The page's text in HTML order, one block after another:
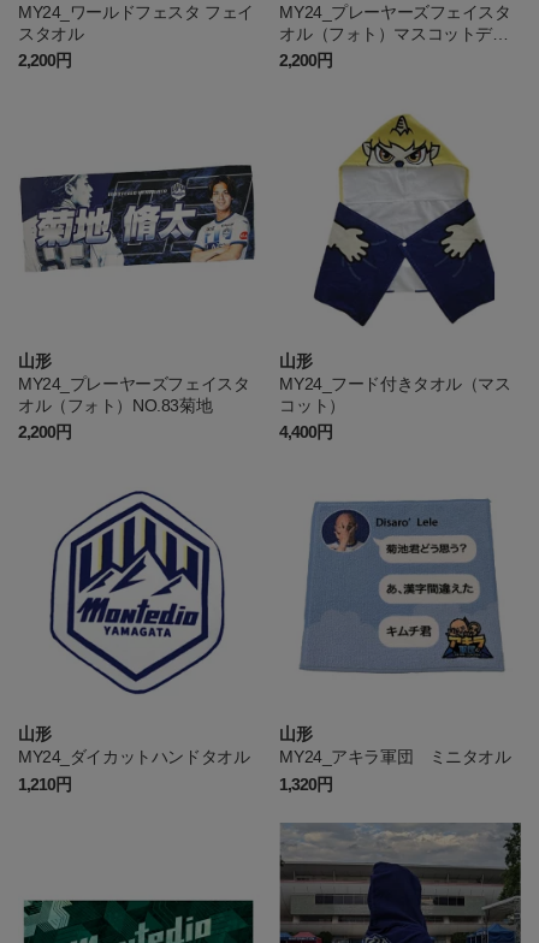
MY24_ワールドフェスタ フェイ
スタオル
2,200円
MY24_プレーヤーズフェイスタ
オル（フォト）マスコットディ
ーオ2
2,200円
山形
MY24_プレーヤーズフェイスタ
オル（フォト）NO.83菊地
2,200円
山形
MY24_フード付きタオル（マス
コット）
4,400円
山形
MY24_ダイカットハンドタオル
1,210円
山形
MY24_アキラ軍団 ミニタオル
1,320円